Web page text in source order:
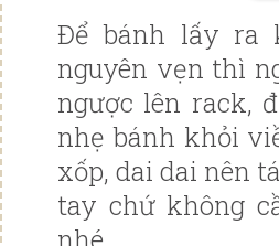
Để bánh lấy ra
nguyên vẹn thì
ngược lên rack,
nhẹ bánh khỏi
xốp, dai dai nên
tay chứ không
nhé.